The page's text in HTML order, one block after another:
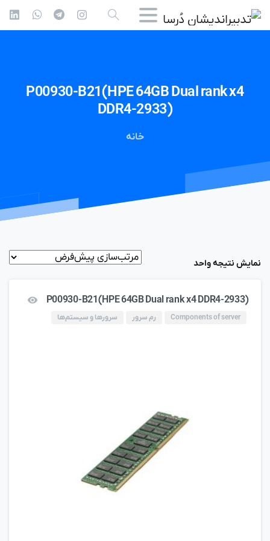
P00930-B21(HPE64GBDualrankx4
DDR4-2933)
خانه
نمایش نتیجه واحد
P00930-B21(HPE 64GB Dual rank x4 DDR4-2933)
Components of server رم سرور سرورها و سیستم‌ها